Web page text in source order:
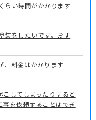
らい時間がかかります
装をしたいです。おす
、料金はかかります
こしてしまったりすると
を依頼することはでき